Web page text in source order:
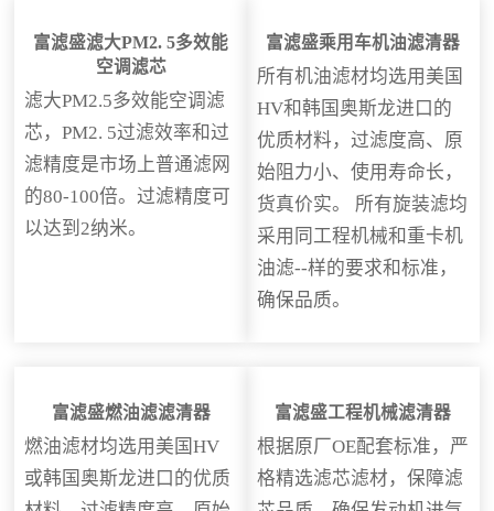
富滤盛滤大PM2. 5多效能
空调滤芯
滤大PM2.5多效能空调滤
芯，PM2. 5过滤效率和过
滤精度是市场上普通滤网
的80-100倍。过滤精度可
以达到2纳米。
富滤盛乘用车机油滤清器
所有机油滤材均选用美国
HV和韩国奥斯龙进口的
优质材料，过滤度高、原
始阻力小、使用寿命长，
货真价实。 所有旋装滤均
采用同工程机械和重卡机
油滤--样的要求和标准，
确保品质。
富滤盛燃油滤滤清器
燃油滤材均选用美国HV
或韩国奥斯龙进口的优质
富滤盛工程机械滤清器
根据原厂OE配套标准，严
格精选滤芯滤材，保障滤